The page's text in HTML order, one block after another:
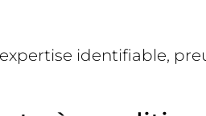
identifiable,